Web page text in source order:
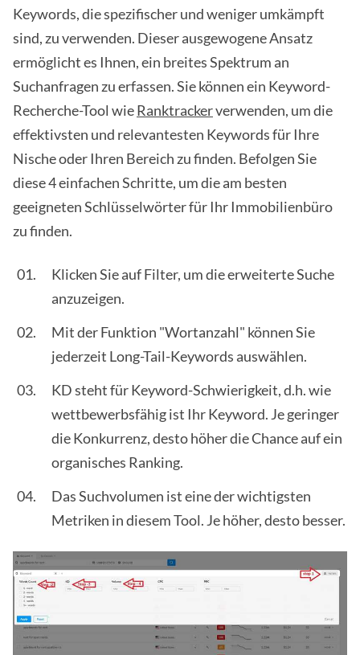
Keywords, die spezifischer und weniger umkämpft
sind, zu verwenden. Dieser ausgewogene Ansatz
ermöglicht es Ihnen, ein breites Spektrum an
Suchanfragen zu erfassen. Sie können ein Keyword-
Recherche-Tool wieRanktrackerverwenden, um die
effektivsten und relevantesten Keywords für Ihre
Nische oder Ihren Bereich zu finden. Befolgen Sie
diese 4 einfachen Schritte, um die am besten
geeigneten Schlüsselwörter für Ihr Immobilienbüro
zu finden.
Klicken Sie auf Filter, um die erweiterte Suche
anzuzeigen.
Mit der Funktion "Wortanzahl" können Sie
jederzeit Long-Tail-Keywords auswählen.
KD steht für Keyword-Schwierigkeit, d.h. wie
wettbewerbsfähig ist Ihr Keyword. Je geringer
die Konkurrenz, desto höher die Chance auf ein
organisches Ranking.
Das Suchvolumen ist eine der wichtigsten
Metriken in diesem Tool. Je höher, desto besser.